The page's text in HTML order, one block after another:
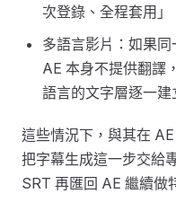
次登錄、全程套用」
多語言影片：如果同
AE 本身不提供翻譯
語言的文字層逐一建
這些情況下，與其在
把字幕生成這一步交給
SRT 再匯回 AE 繼續做